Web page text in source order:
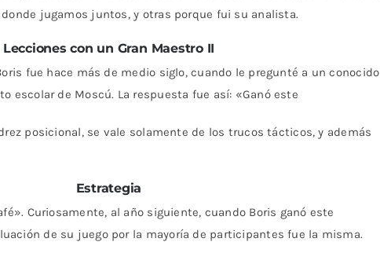
jugamos juntos, y otras porque fui su analista.
Lecciones con un Gran Maestro II
fue hace más de medio siglo, cuando le pregunté a un conocido
escolar de Moscú. La respuesta fue así: «Ganó este
posicional, se vale solamente de los trucos tácticos, y además
Estrategia
Curiosamente, al año siguiente, cuando Boris ganó este
de su juego por la mayoría de participantes fue la misma.